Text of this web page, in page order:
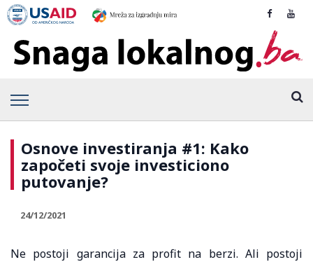
Osnove investiranja #1: Kako
započeti svoje investiciono
putovanje?
24/12/2021
Ne postoji garancija za profit na berzi. Ali postoji